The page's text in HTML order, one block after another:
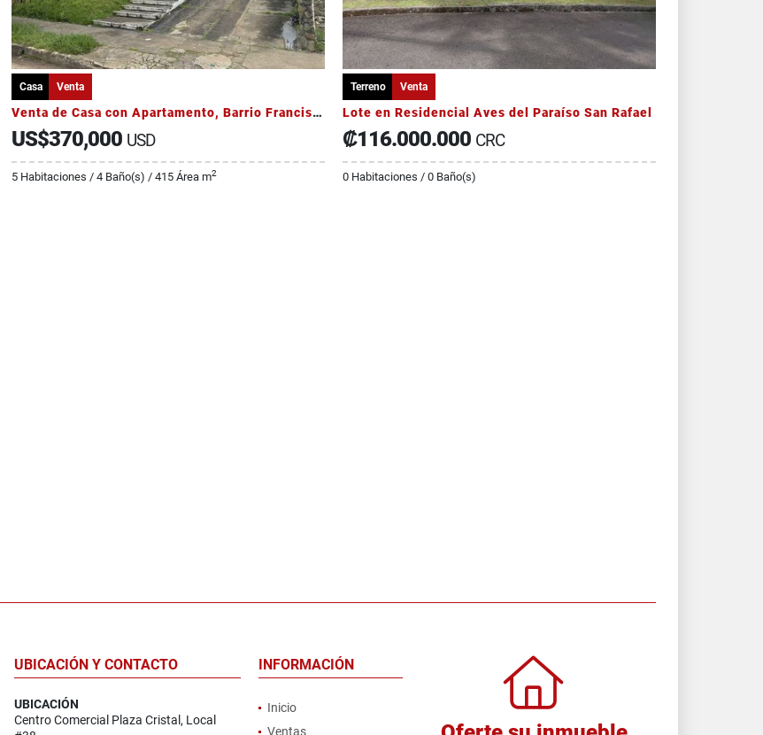
Casa Venta
Venta de Casa con Apartamento, Barrio Francisco Peralta, Catedral
US$370,000 USD
5 Habitaciones / 4 Baño(s) / 415 Área m2
Terreno Venta
Lote en Residencial Aves del Paraíso San Rafael
₡116.000.000 CRC
0 Habitaciones / 0 Baño(s)
UBICACIÓN Y CONTACTO
UBICACIÓN
Centro Comercial Plaza Cristal, Local
INFORMACIÓN
Inicio
Ventas